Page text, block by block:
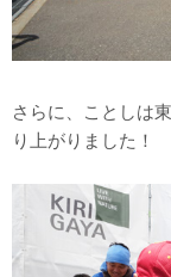
さらに、ことしは
り上がりました！